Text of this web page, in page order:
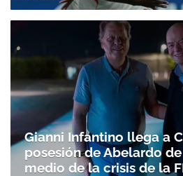
Gianni Infantino llega a
posesión de Abelardo
medio de la crisis de la